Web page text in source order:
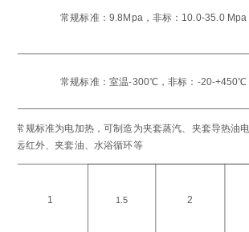
常规标准：9.8Mpa，非标：10.0-35.0 Mpa
常规标准：室温-300℃，非标：-20-+450℃
常规标准为电加热，可制造为夹套蒸汽、夹套导热油电
远红外、夹套油、水浴循环等
1 1.5 2